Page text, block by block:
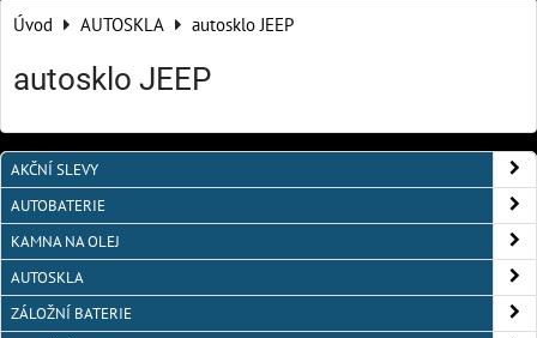
Úvod AUTOSKLA autosklo JEEP
autosklo JEEP
AKČNÍ SLEVY
AUTOBATERIE
KAMNA NA OLEJ
AUTOSKLA
ZÁLOŽNÍ BATERIE